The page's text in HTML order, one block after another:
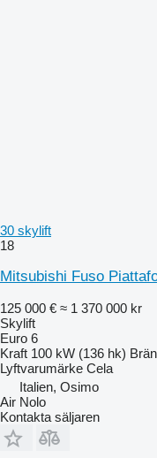
30 skylift
18
Mitsubishi Fuso
125 000 € ≈ 1 370 000 kr
Skylift
Euro 6
Kraft 100 kW (136 hk)
Lyftvarumärke Cela
Italien, Osimo
Air Nolo
Kontakta säljaren